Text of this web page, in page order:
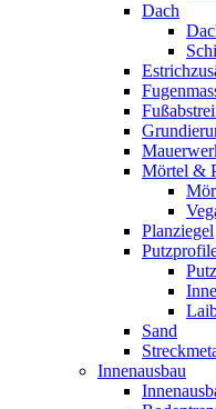
Dach
Mörtel &
Planziegel
Sand
Innenausbau